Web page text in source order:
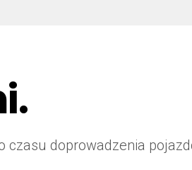
czasu doprowadzenia